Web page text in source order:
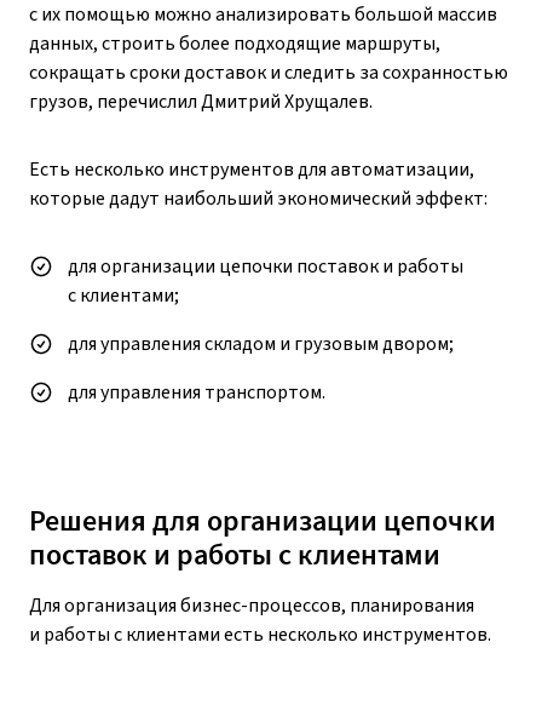
с их помощью можно анализировать большой массив
данных, строить более подходящие маршруты,
сокращать сроки доставок и следить за сохранностью
грузов, перечислил Дмитрий Хрущалев.
Есть несколько инструментов для автоматизации,
которые дадут наибольший экономический эффект:
для организации цепочки поставок и работы
с клиентами;
для управления складом и грузовым двором;
для управления транспортом.
Решения для организации цепочки
поставок и работы с клиентами
Для организация бизнес-процессов, планирования
и работы с клиентами есть несколько инструментов.